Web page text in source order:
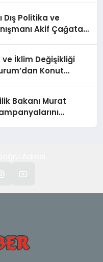
Politika ve
Akif Çağatay
İklim Değişikliği
Konut
Bakanı Murat